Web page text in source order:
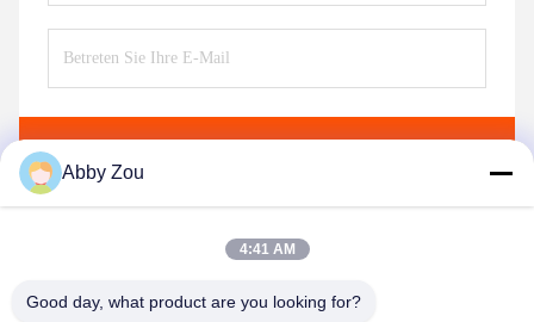
Abby Zou
4:41 AM
Good day, what product are you looking for?